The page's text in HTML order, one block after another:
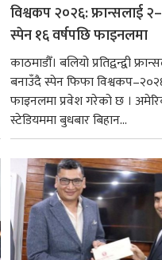
विश्वकप २०२६: फ्रान्सलाई
स्पेन १६ वर्षपछि फाइनलमा
काठमाडौँ। बलियो प्रतिद्वन्द्वी
बनाउँदै स्पेन फिफा
फाइनलमा प्रवेश गरेको छ ।
स्टेडियममा बुधबार बिहान...